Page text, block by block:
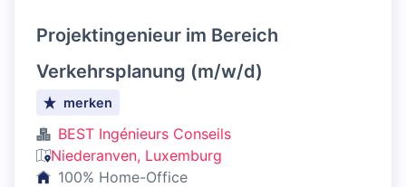
Projektingenieur im Bereich
Verkehrsplanung (m/w/d)
merken
BEST Ingénieurs Conseils
Niederanven, Luxemburg
100% Home-Office